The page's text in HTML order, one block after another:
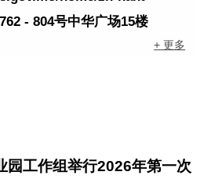
- 804号中华广场15楼
+ 更多
园工作组举行2026年第一次